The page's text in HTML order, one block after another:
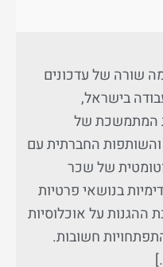
מביאה עמה שורה של עדכונים
בישראל,
המתמשכת של
החברתית עם
של שכר
בנושאי פרטיות
ההגנות על אוכלוסיות
חשובות.